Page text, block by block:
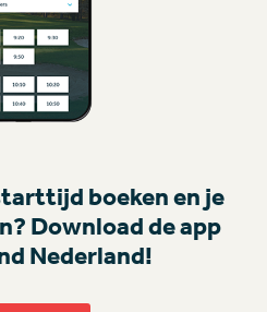
boeken en je
Download de app
Nederland!